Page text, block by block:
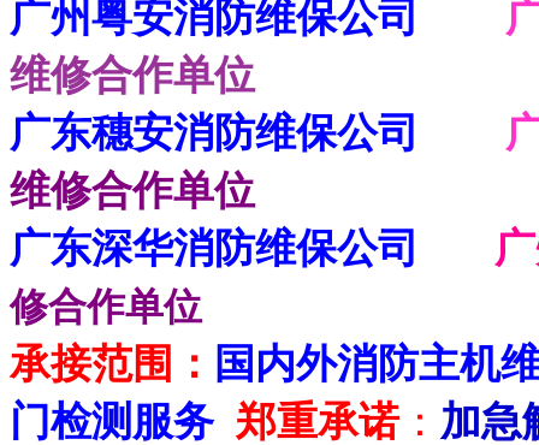
广州粤安消防维保公司
维修合作单位
广东穗安消防维保公司
维修合作单位
广东深华消防维保公司
修合作单位
承接范围： 国内外消防主机
门检测服务 郑重承诺： 加急